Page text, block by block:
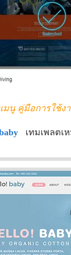
มนู คู่มือการใช้ง
เทมเพลตเ